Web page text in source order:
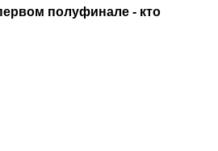
полуфинале - кто